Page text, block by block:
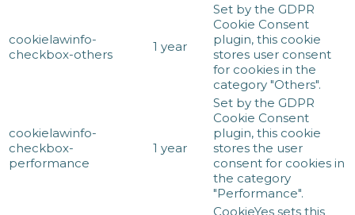
cookielawinfo-
checkbox-others
1 year
Set by the GDPR
Cookie Consent
plugin, this cookie
stores user consent
for cookies in the
category "Others".
cookielawinfo-
checkbox-
performance
1 year
Set by the GDPR
Cookie Consent
plugin, this cookie
stores the user
consent for cookies in
the category
"Performance".
CookieYes sets this